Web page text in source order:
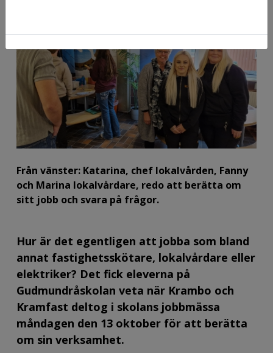
Från vänster: Katarina, chef lokalvården, Fanny
och Marina lokalvårdare, redo att berätta om
sitt jobb och svara på frågor.
Hur är det egentligen att jobba som bland
annat fastighetsskötare, lokalvårdare eller
elektriker? Det fick eleverna på
Gudmundråskolan veta när Krambo och
Kramfast deltog i skolans jobbmässa
måndagen den 13 oktober för att berätta
om sin verksamhet.